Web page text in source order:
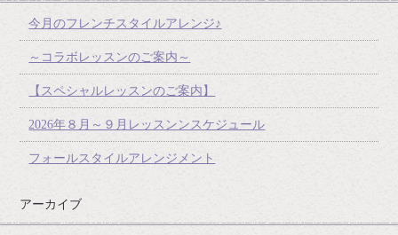
今月のフレンチスタイルアレンジ♪
～コラボレッスンのご案内～
【スペシャルレッスンのご案内】
2026年８月～９月レッスンンスケジュール
フォールスタイルアレンジメント
アーカイブ